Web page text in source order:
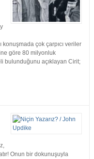
konuşmada çok çarpıcı veriler
göre 80 milyonluk
bulunduğunu açıklayan Cirit;
Onun bir dokunuşuyla